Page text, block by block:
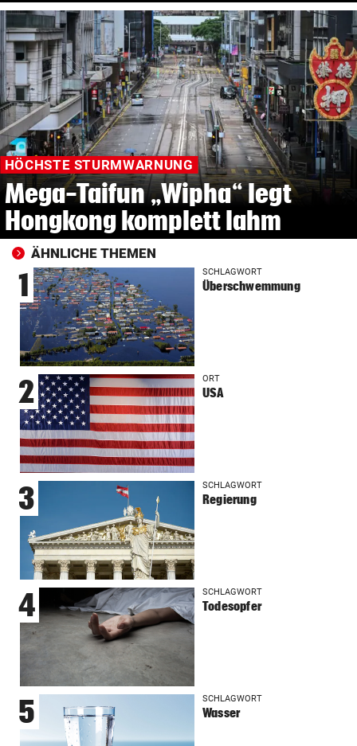
HÖCHSTE STURMWARNUNG
Mega-Taifun „Wipha“ legt
Hongkong komplett lahm
ÄHNLICHE THEMEN
1 SCHLAGWORT
Überschwemmung
2 ORT
USA
3 SCHLAGWORT
Regierung
4 SCHLAGWORT
Todesopfer
5 SCHLAGWORT
Wasser